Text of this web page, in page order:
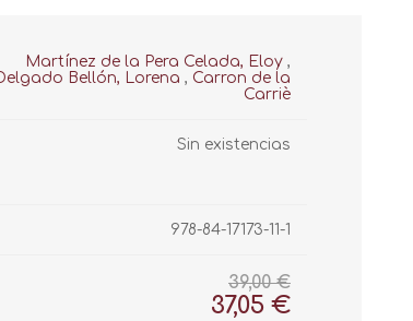
Martínez de la Pera Celada, Eloy ,
Delgado Bellón, Lorena , Carron de la
Carriè
Sin existencias
978-84-17173-11-1
39,00 €
37,05 €